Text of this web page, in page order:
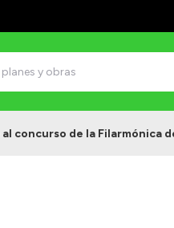
concurso de la Filarmónica